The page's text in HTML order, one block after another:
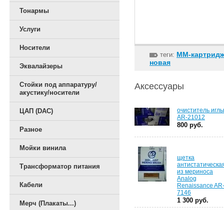
Тонармы
Услуги
Носители
Эквалайзеры
Стойки под аппаратуру/
акустику/носители
ЦАП (DAC)
Разное
Мойки винила
Трансформатор питания
Кабели
Мерч (Плакаты...)
теги: ММ-
новая
Аксессуары
очиститель иглы
AR-21012
800 руб.
щетка
из мериноса
Analog
Renaissance AR-
7146
1 300 руб.